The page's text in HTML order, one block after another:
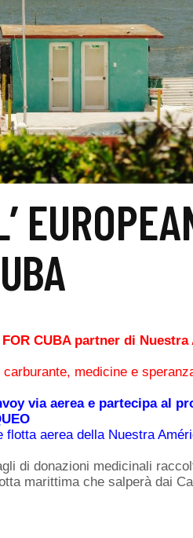
FOR CUBA partner di
medicine e
via aerea e partecipa al
flotta aerea della Nuestra
di donazioni medicinali
marittima che salperà dai